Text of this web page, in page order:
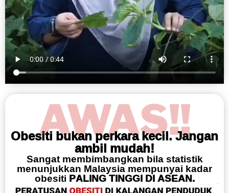
AWAS!!
Obesiti bukan perkara kecil. Jangan
ambil mudah!
Sangat membimbangkan bila statistik
menunjukkan Malaysia mempunyai kadar
obesitiPALING TINGGI DI ASEAN.